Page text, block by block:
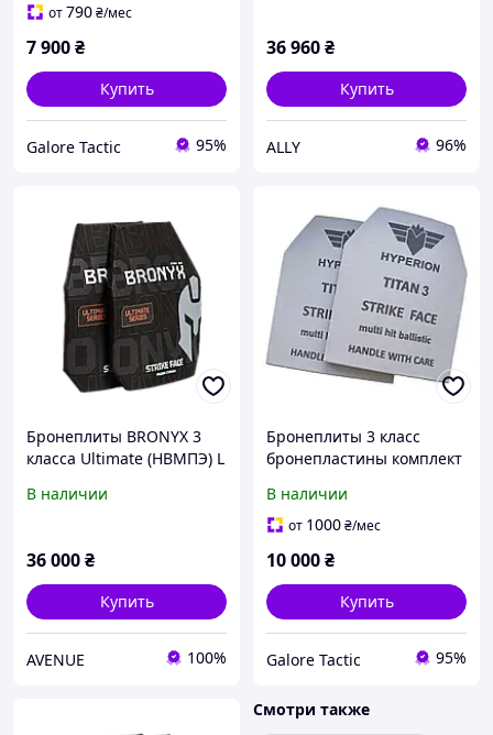
от790₴/мес
7 900₴
Купить
Galore Tactic 95%
36 960₴
Купить
ALLY 96%
Бронеплиты BRONYX 3
класса Ultimate (НВМПЭ) L
В наличии
36 000₴
Купить
AVENUE 100%
Бронеплиты 3 класс
бронепластины комплект
легкие бронеплиты
титановые
бронеплит
В наличии
от 1000₴/мес
10 000₴
Купить
Galore Tactic 95%
Смотри также